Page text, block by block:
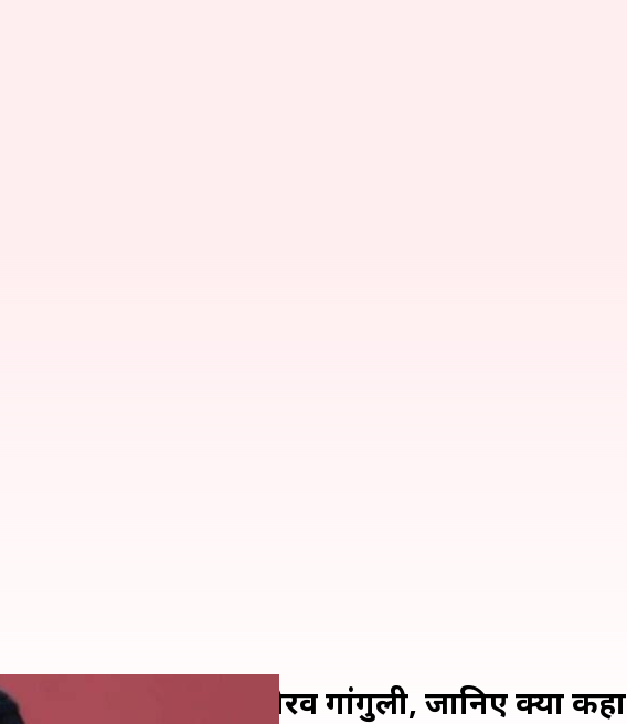
से प्रभावित हुए सौरव गांगुली, जानिए क्या कहा